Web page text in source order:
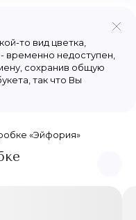
«Эйфория»
то вид цветка,
временно недоступен,
сохранив общую
так что Вы